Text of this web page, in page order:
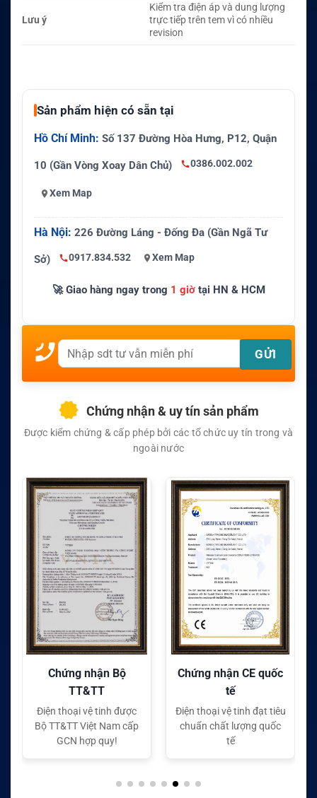
Lưu ý
Kiểm tra điện áp và dung lượng
trực tiếp trên tem vì có nhiều
revision
Sản phẩm hiện có sẵn tại
Hồ Chí Minh: Số 137 Đường Hòa Hưng, P12, Quận
10 (Gần Vòng Xoay Dân Chủ) 0386.002.002
Xem Map
Hà Nội: 226 Đường Láng - Đống Đa (Gần Ngã Tư
Sở) 0917.834.532 Xem Map
🚀 Giao hàng ngay trong 1 giờtại HN & HCM
Chứng nhận & uy tín sản phẩm
Được kiểm chứng & cấp phép bởi các tổ chức uy tín trong và
ngoài nước
Chứng nhận CE quốc
tế
Điện thoại vệ tinh đạt tiêu
chuẩn chất lượng quốc
tế
Chứng nhận FC quốc
tế
Điện thoại vệ tinh đạt tiêu
chuẩn chất lượng quốc
tế